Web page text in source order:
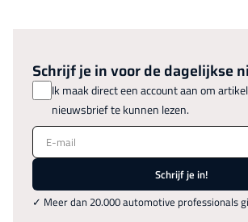
Schrijf je in voor de dagelijkse
Ik maak direct een account aan om
nieuwsbrief te kunnen lezen.
E-mail
Schrijf je in!
✓ Meer dan 20.000 automotive professionals